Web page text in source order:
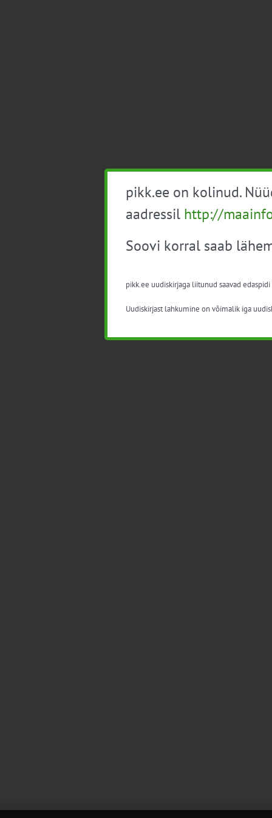
pikk.ee on kolinud.
aadressil http://
Soovi korral saab
pikk.ee uudiskirjaga liitunud saavad
Uudiskirjast lahkumine on võimalik iga